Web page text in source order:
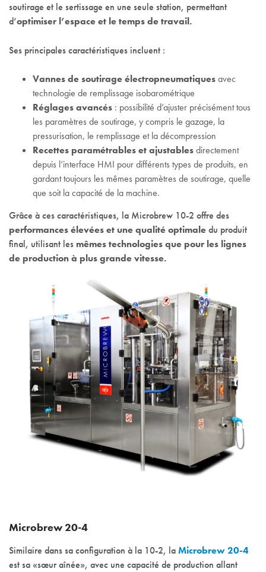
soutirage et le sertissage en une seule station, permettant
d’optimiser l’espace et le temps de travail.
Ses principales caractéristiques incluent :
Vannes de soutirage électropneumatiquesavec
technologie de remplissage isobarométrique
Réglages avancés : possibilité d’ajuster précisément tous
les paramètres de soutirage, y compris le gazage, la
pressurisation, le remplissage et la décompression
Recettes paramétrables et ajustablesdirectement
depuis l’interface HMI pour différents types de produits, en
gardant toujours les mêmes paramètres de soutirage, quelle
que soit la capacité de la machine.
Grâce à ces caractéristiques, la Microbrew 10-2 offre des
performances élevées et une qualité optimaledu produit
final, utilisant les mêmes technologies que pour les lignes
de production à plus grande vitesse.
Microbrew 20-4
Similaire dans sa configuration à la 10-2, laMicrobrew 20-4
est sa «sœur aînée», avec une capacité de production allant